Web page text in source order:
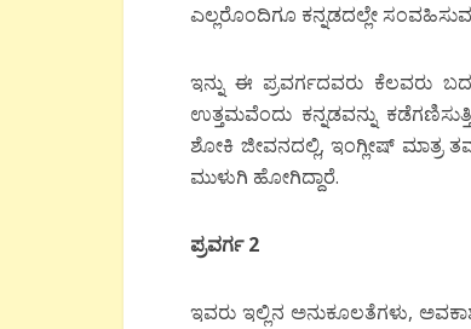
ಎಲ್ಲರೊಂದಿಗೂ ಕನ್ನಡದಲ್ಲೇ
ಇನ್ನು ಈ ಪ್ರವರ್ಗದವರು ಕೆಲವರು
ಉತ್ತಮವೆಂದು ಕನ್ನಡವನ್ನು
ಶೋಕಿ ಜೀವನದಲ್ಲಿ, ಇಂಗ್ಲೀಷ್ ಮಾತ್ರ
ಮುಳುಗಿ ಹೋಗಿದ್ದಾರೆ.
ಪ್ರವರ್ಗ 2
ಇವರು ಇಲ್ಲಿನ ಅನುಕೂಲತೆಗಳು,